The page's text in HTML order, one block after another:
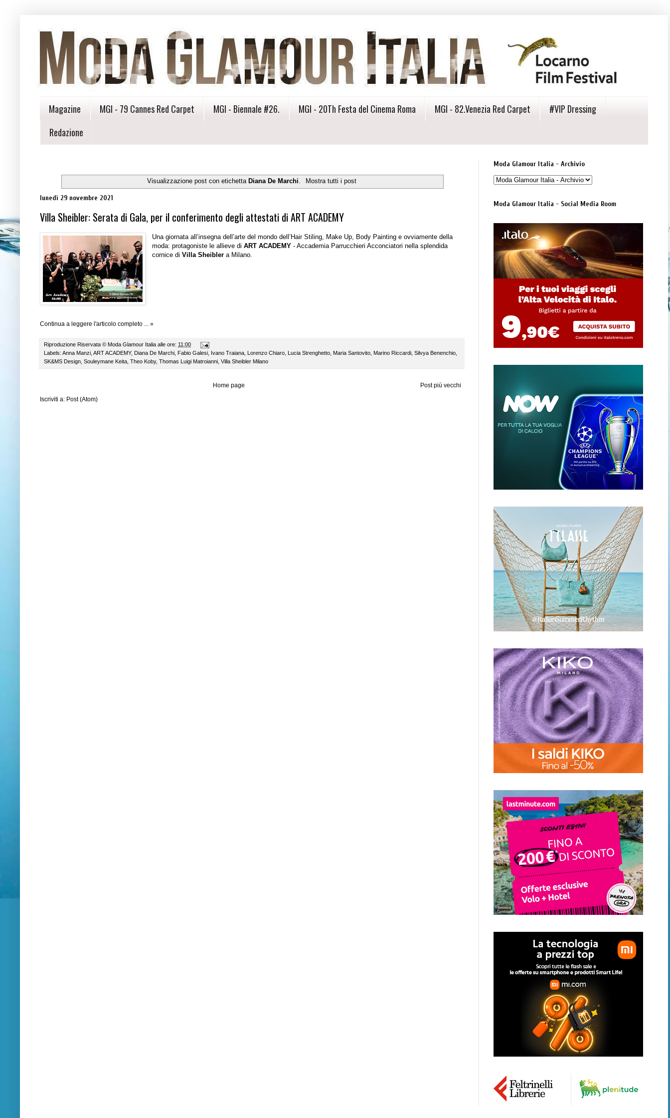
Magazine MGI - 79 Cannes Red Carpet MGI - Biennale #26. MGI - 20Th Festa del Cinema Roma MGI - 82.Venezia Red Carpet
#VIP Dressing
Redazione
Visualizzazione post con etichetta Diana De Marchi. Mostra tutti i post
lunedì 29 novembre 2021
Villa Sheibler: Serata di Gala, per il conferimento degli attestati di ART ACADEMY
Una giornata all’insegna dell’arte del mondo dell’Hair Stiling, Make Up, Body Painting e ovviamente della
moda: protagoniste le allieve diART ACADEMY - Accademia Parrucchieri Acconciatori nella splendida
cornice diVilla Sheibler a Milano.
Continua a leggere l'articolo completo ... »
Riproduzione Riservata © Moda Glamour Italia alle ore: 11:00
Labels: Anna Manzi, ART ACADEMY, Diana De Marchi, Fabio Galesi, Ivano Traiana, Lorenzo Chiaro, Lucia Strenghetto, Maria Santovito, Marino Riccardi, Silvya Benenchio,
SK&MS Design, Souleymane Keita, Theo Koby, Thomas Luigi Matroianni, Villa Sheibler Milano
Post più vecchi
Home page
Iscriviti a: Post (Atom)
Moda Glamour Italia - Archivio
Moda Glamour Italia - Social Media Room